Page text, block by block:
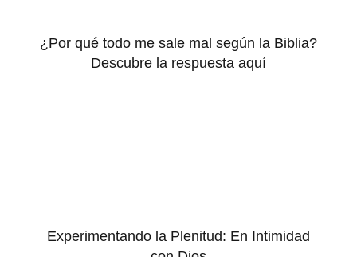
¿Por qué todo me sale mal según la Biblia?
Descubre la respuesta aquí
Experimentando la Plenitud: En Intimidad